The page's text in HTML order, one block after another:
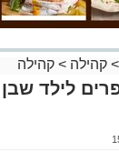
> קהילה > קהילה
לילד